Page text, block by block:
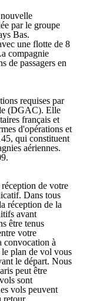
par le groupe
Bas.
une flotte de 8
compagnie
de passagers en
requises par
(DGAC). Elle
français et
d'opérations et
qui constituent
aériennes.
de votre
Dans tous
réception de la
avant
être tenus
votre
convocation à
le plan de vol vous
le départ. Nous
peut être
sont
vols peuvent
retour.